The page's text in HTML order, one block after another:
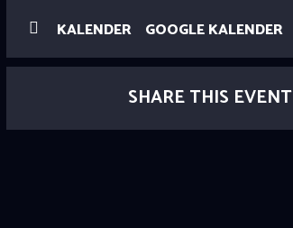
KALENDER GOOGLE KALENDER
SHARE THIS EVENT